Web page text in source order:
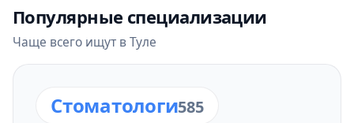
Популярные специализации
Чаще всего ищут в Туле
Стоматологи585